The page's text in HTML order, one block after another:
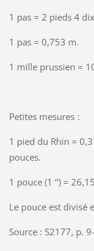
1 pas = 2 pieds 4
1 pas = 0,753 m.
1 mille prussien =
Petites mesures :
1 pied du Rhin =
pouces.
1 pouce (1 ‘’) =
Le pouce est divisé
Source : S2177, p.